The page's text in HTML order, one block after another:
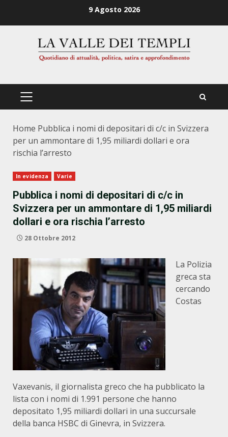
9 Agosto 2026
PRIMÄRES
Home Pubblica i nomi di depositari di c/c in Svizzera
per un ammontare di 1,95 miliardi dollari e ora
rischia l’arresto
In evidenza Varie
Pubblica i nomi di depositari di c/c in
Svizzera per un ammontare di 1,95 miliardi
dollari e ora rischia l’arresto
28 Ottobre 2012
La Polizia
greca sta
cercando
Costas
Vaxevanis, il giornalista greco che ha pubblicato la
lista con i nomi di 1.991 persone che hanno
depositato 1,95 miliardi dollari in una succursale
della banca HSBC di Ginevra, in Svizzera.